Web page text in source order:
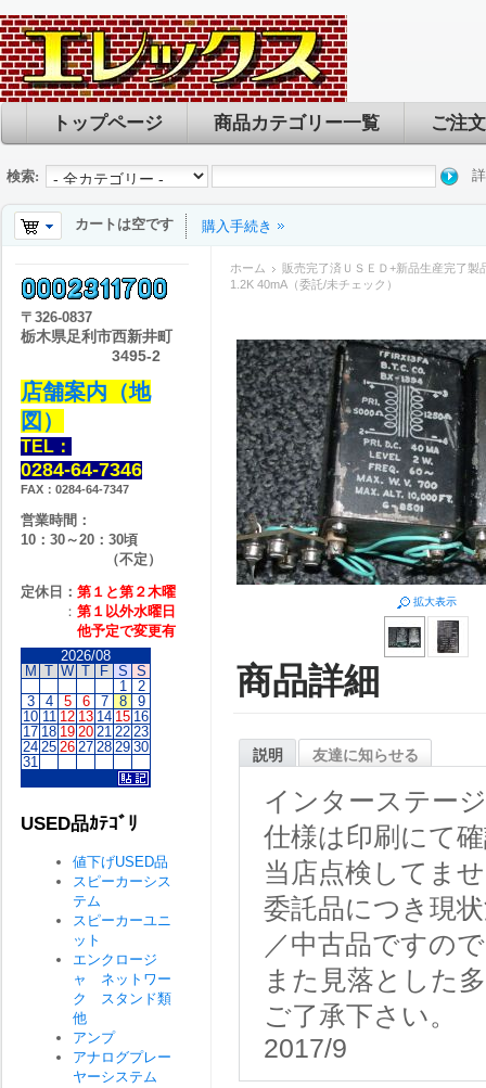
トップページ 商品カテゴリー一覧 ご注
検索:
カートは空です 購入手続き
ホーム
販売完了済ＵＳＥＤ+新品生産完了製
1.2K 40mA（委託/未チェック）
拡大表示
商品詳細
説明 友達に知らせる
インターステー
仕様は印刷にて
当店点検してま
委託品につき現
／中古品ですの
また見落とした
ご了承下さい。
2017/9
〒 326-0837
栃木県足利市西新井町
3495-2
店舗案内（地
図）
TEL：
0284-64-7346
FAX：0284-64-7347
営業時間：
10：30～20：30頃
（不定）
定休日： 第１と第２木曜
： 第１以外水曜日
他予定で変更有
2026/08
M T W T F S S
1
2
3
4 5 6 7 8
9
10 11 12 13 14 15 16
17 18 19 20 21 22 23
24 25 26 27 28 29 30
31
USED品ｶﾃｺﾞﾘ
値下げUSED品
スピーカーシス
テム
スピーカーユニ
ット
エンクロージ
ャ ネットワー
ク スタンド類
他
アンプ
アナログプレー
ヤーシステム